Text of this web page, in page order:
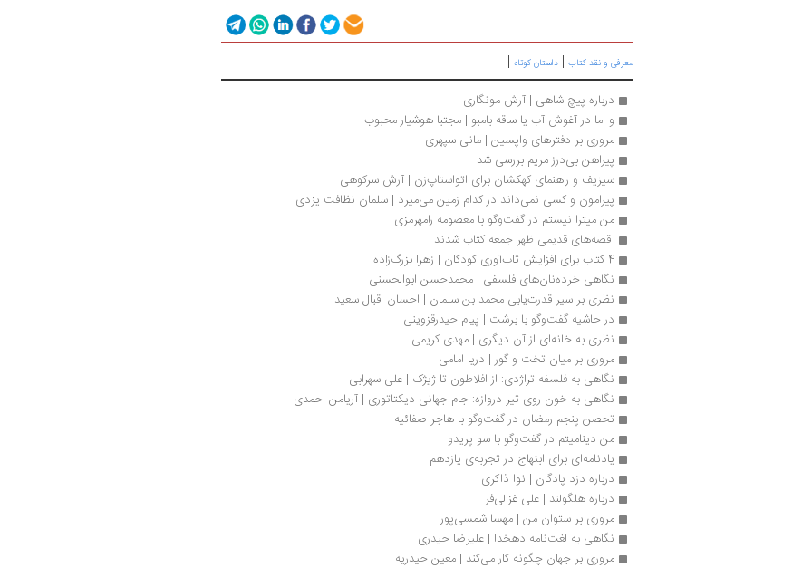
معرفی و نقد کتاب | داستان کوتاه |
درباره پیچ شاهی | آرش مونگاری
و اما در آغوش آب یا ساقه بامبو | مجتبا هوشیار محبوب
مروری بر دفتر‌های واپسین | مانی سپهری
پیراهن بی‌درز مریم بررسی شد
سیزیف و راهنمای کهکشان برای اتواستاپ‌زن‌ | آرش سرکوهی
پیرامون و کسی نمی‌داند در کدام زمین می‌میرد | سلمان نظافت یزدی
من میترا نیستم در گفت‌وگو با معصومه رامهرمزی
قصه‌های قدیمی ظهر جمعه کتاب شدند
4 کتاب برای افزایش تاب‌‎آوری کودکان | زهرا بزرگ­‌زاده
نگاهی خرده‌نان‌های فلسفی | محمدحسن ابوالحسنی
نظری بر سیر قدرت‌یابی محمد بن سلمان | احسان اقبال سعید
در حاشیه گفت‌وگو با برشت | پیام حیدرقزوینی
نظری به خانه‌ای از آن دیگری | مهدی کریمی
مروری بر میان تخت و گور | دریا امامی
نگاهی به فلسفه تراژدی: از افلاطون تا ژیژک | علی سهرابی
نگاهی به خون روی تیر دروازه: جام جهانی دیکتاتوری | آریامن احمدی
تحصن پنجم رمضان در گفت‌وگو با هاجر صفائیه
من دینامیتم در گفت‌وگو با سو پریدو
یادنامه‌ای برای ابتهاج در تجربه‌ی یازدهم
درباره دزد پادگان | نوا ذاکری
درباره هلگولند | علی غزالی‌فر
مروری بر ستوان من | مهسا شمسی‌پور
نگاهی به لغت‌نامه دهخدا | علیرضا حیدری
مروری بر جهان چگونه کار می‌کند | معین حیدریه